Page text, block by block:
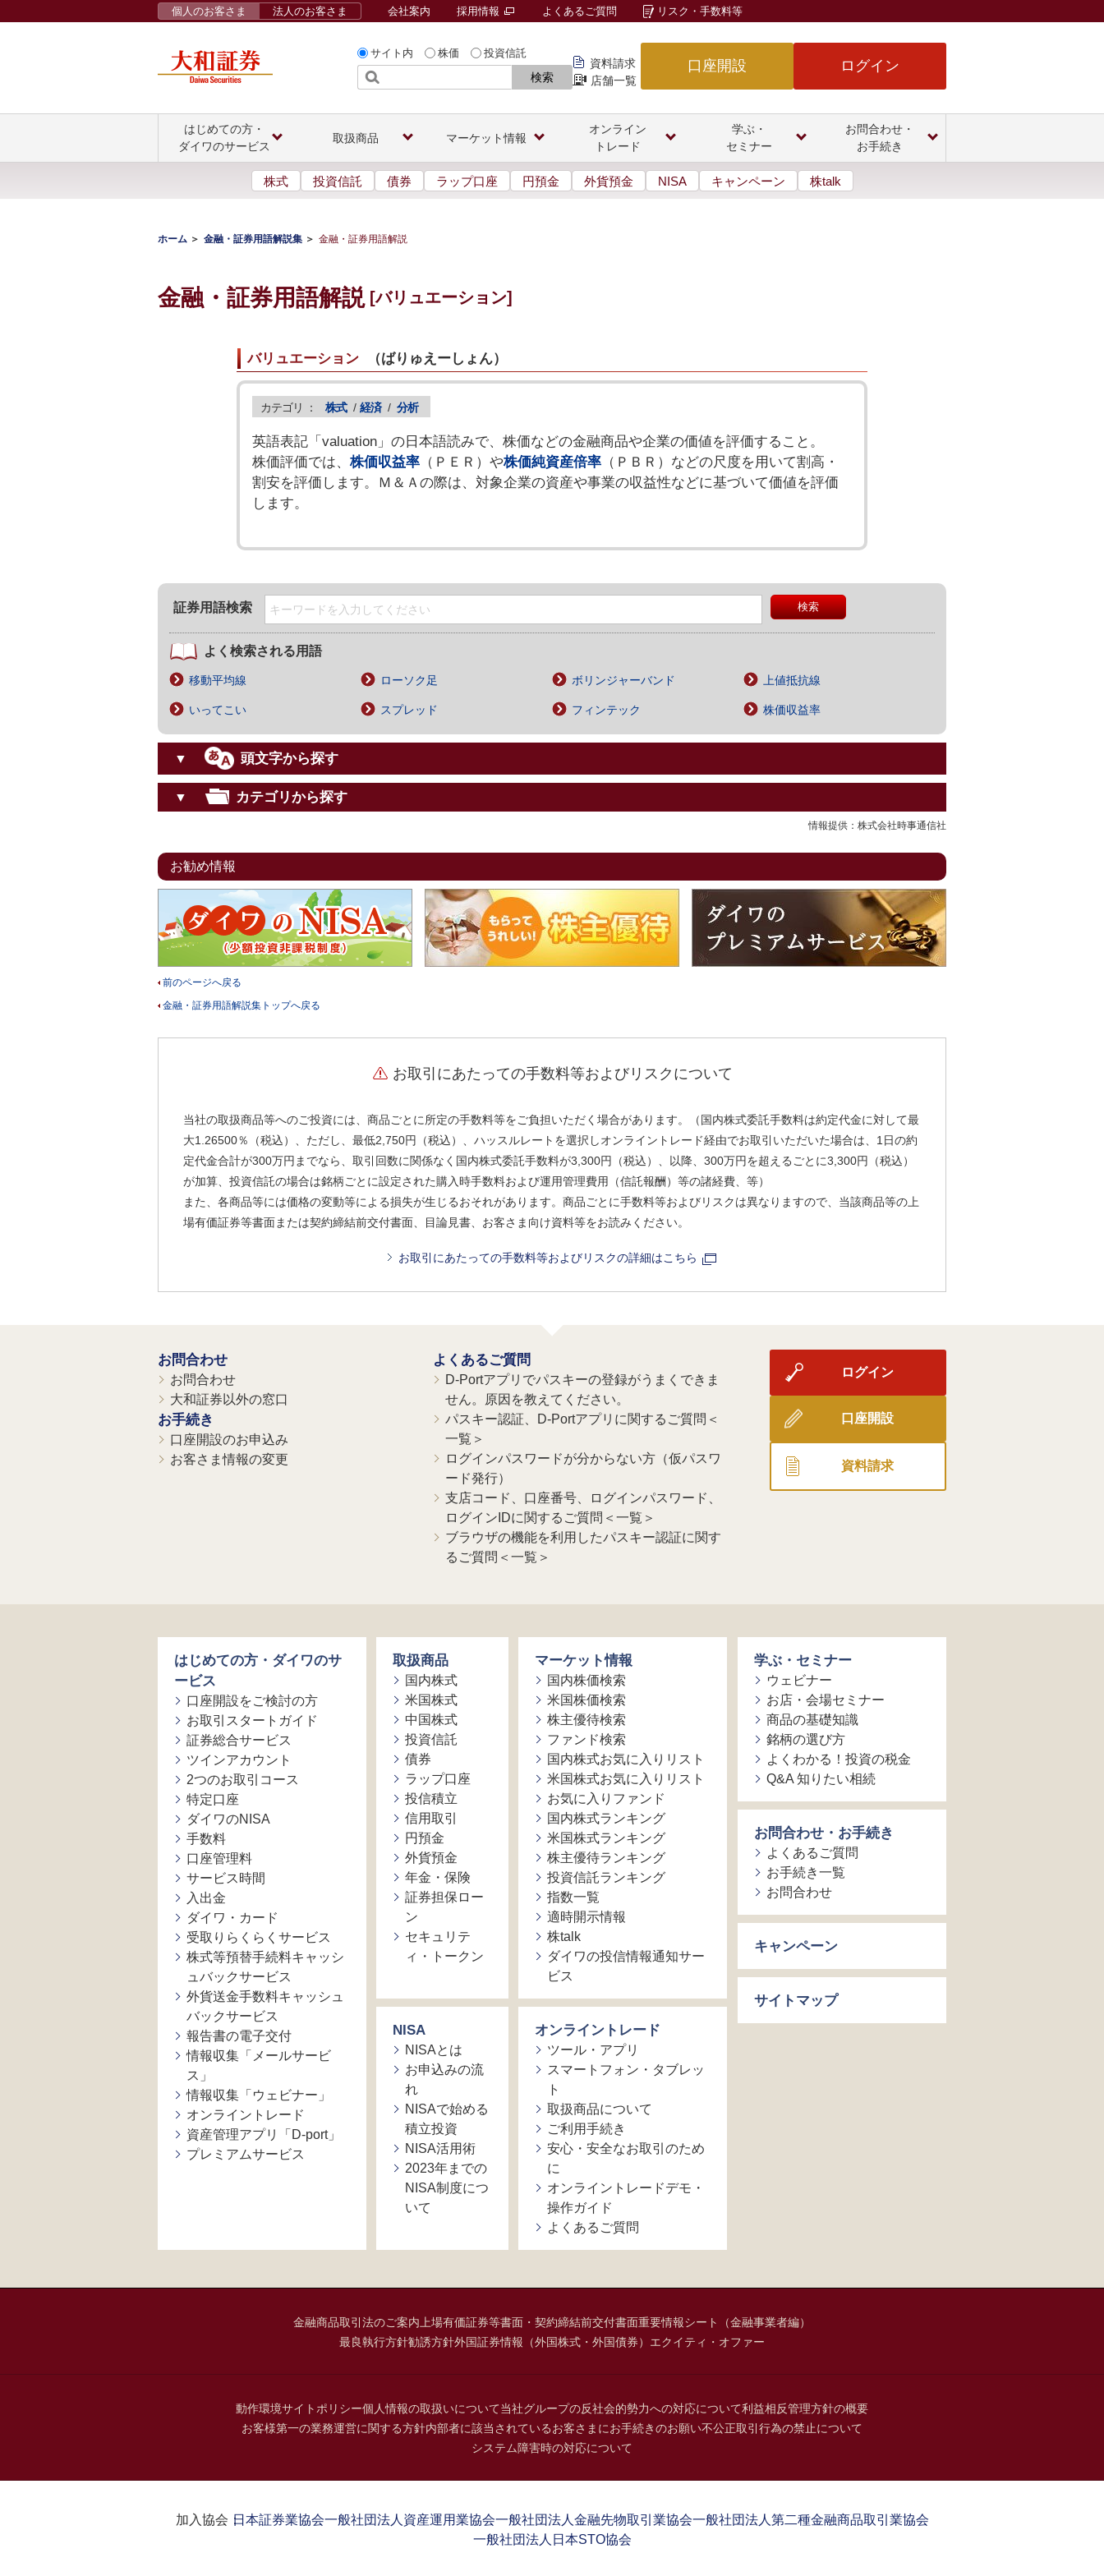
サイト内 株価 投資信託
検索
資料請求
店舗一覧
口座開設 ログイン
個人のお客さま 法人のお客さま 会社案内 採用情報 よくあるご質問 リスク・手数料等
はじめての方・
ダイワのサービス
取扱商品 マーケット情報
オンライン
トレード
学ぶ・
セミナー
お問合わせ・
お手続き
株式 投資信託 債券 ラップ口座 円預金 外貨預金 NISA キャンペーン 株talk
ホーム 金融・証券用語解説集 金融・証券用語解説
金融・証券用語解説 [バリュエーション]
バリュエーション （ばりゅえーしょん）
カテゴリ ： 株式 / 経済 / 分析
英語表記「valuation」の日本語読みで、株価などの金融商品や企業の価値を評価すること。
株価評価では、 株価収益率 （ＰＥＲ）や株価純資産倍率 （ＰＢＲ）などの尺度を用いて割高・
割安を評価します。Ｍ＆Ａの際は、対象企業の資産や事業の収益性などに基づいて価値を評価
します。
証券用語検索
よく検索される用語
移動平均線 ローソク足 ボリンジャーバンド 上値抵抗線
いってこい スプレッド フィンテック 株価収益率
▼ 頭文字から探す
▼ カテゴリから探す
情報提供：株式会社時事通信社
お勧め情報
前のページへ戻る
金融・証券用語解説集トップへ戻る
お取引にあたっての手数料等およびリスクについて
当社の取扱商品等へのご投資には、商品ごとに所定の手数料等をご負担いただく場合があります。（国内株式委託手数料は約定代金に対して最
大1.26500％（税込）、ただし、最低2,750円（税込）、ハッスルレートを選択しオンライントレード経由でお取引いただいた場合は、1日の約
定代金合計が300万円までなら、取引回数に関係なく国内株式委託手数料が3,300円（税込）、以降、300万円を超えるごとに3,300円（税込）
が加算、投資信託の場合は銘柄ごとに設定された購入時手数料および運用管理費用（信託報酬）等の諸経費、等）
また、各商品等には価格の変動等による損失が生じるおそれがあります。商品ごとに手数料等およびリスクは異なりますので、当該商品等の上
場有価証券等書面または契約締結前交付書面、目論見書、お客さま向け資料等をお読みください。
お取引にあたっての手数料等およびリスクの詳細はこちら
お問合わせ
お問合わせ
大和証券以外の窓口
お手続き
口座開設のお申込み
お客さま情報の変更
よくあるご質問
D-Portアプリでパスキーの登録がうまくできま
せん。原因を教えてください。
パスキー認証、D-Portアプリに関するご質問＜
一覧＞
ログインパスワードが分からない方（仮パスワ
ード発行）
支店コード、口座番号、ログインパスワード、
ログインIDに関するご質問＜一覧＞
ブラウザの機能を利用したパスキー認証に関す
るご質問＜一覧＞
ログイン
口座開設
資料請求
はじめての方・ダイワのサ
ービス
口座開設をご検討の方
お取引スタートガイド
証券総合サービス
ツインアカウント
2つのお取引コース
特定口座
ダイワのNISA
手数料
口座管理料
サービス時間
入出金
ダイワ・カード
受取りらくらくサービス
株式等預替手続料キャッシ
ュバックサービス
外貨送金手数料キャッシュ
バックサービス
報告書の電子交付
情報収集「メールサービ
ス」
情報収集「ウェビナー」
オンライントレード
資産管理アプリ「D-port」
プレミアムサービス
取扱商品
国内株式
米国株式
中国株式
投資信託
債券
ラップ口座
投信積立
信用取引
円預金
外貨預金
年金・保険
証券担保ロー
ン
セキュリテ
ィ・トークン
NISA
NISAとは
お申込みの流
れ
NISAで始める
積立投資
NISA活用術
2023年までの
NISA制度につ
いて
マーケット情報
国内株価検索
米国株価検索
株主優待検索
ファンド検索
国内株式お気に入りリスト
米国株式お気に入りリスト
お気に入りファンド
国内株式ランキング
米国株式ランキング
株主優待ランキング
投資信託ランキング
指数一覧
適時開示情報
株talk
ダイワの投信情報通知サー
ビス
オンライントレード
ツール・アプリ
スマートフォン・タブレッ
ト
取扱商品について
ご利用手続き
安心・安全なお取引のため
に
オンライントレードデモ・
操作ガイド
よくあるご質問
学ぶ・セミナー
ウェビナー
お店・会場セミナー
商品の基礎知識
銘柄の選び方
よくわかる！投資の税金
Q&A 知りたい相続
お問合わせ・お手続き
よくあるご質問
お手続き一覧
お問合わせ
キャンペーン
サイトマップ
金融商品取引法のご案内 上場有価証券等書面・契約締結前交付書面重要情報シート（金融事業者編）
最良執行方針勧誘方針外国証券情報（外国株式・外国債券） エクイティ・オファー
動作環境サイトポリシー個人情報の取扱いについて当社グループの反社会的勢力への対応について利益相反管理方針の概要
お客様第一の業務運営に関する方針内部者に該当されているお客さまにお手続きのお願い不公正取引行為の禁止について
システム障害時の対応について
加入協会：日本証券業協会一般社団法人資産運用業協会一般社団法人金融先物取引業協会一般社団法人第二種金融商品取引業協会
一般社団法人日本STO協会